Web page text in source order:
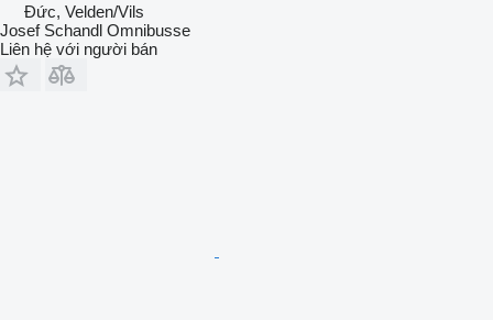
Đức, Velden/Vils
Josef Schandl Omnibusse
Liên hệ với người bán